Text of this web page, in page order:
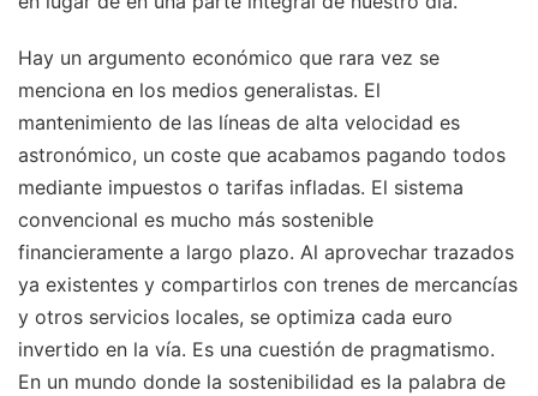
Hay un argumento económico que rara vez se
menciona en los medios generalistas. El
mantenimiento de las líneas de alta velocidad es
astronómico, un coste que acabamos pagando todos
mediante impuestos o tarifas infladas. El sistema
convencional es mucho más sostenible
financieramente a largo plazo. Al aprovechar trazados
ya existentes y compartirlos con trenes de mercancías
y otros servicios locales, se optimiza cada euro
invertido en la vía. Es una cuestión de pragmatismo.
En un mundo donde la sostenibilidad es la palabra de